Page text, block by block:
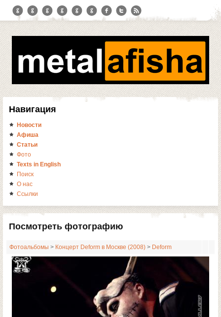
Навигация
Новости
Афиша
Статьи
Фото
Texts in English
Поиск
О нас
Ссылки
Посмотреть фотографию
Фотоальбомы > Концерт Deform в Москве (2008) > Deform